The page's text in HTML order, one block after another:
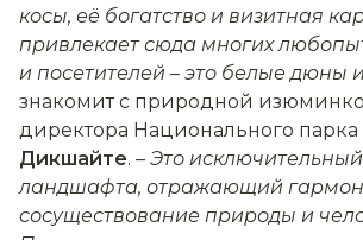
косы, её богатство и визитная
привлекает сюда многих
и посетителей – это белые дюны
знакомит с природной
директора Национального парка
Дикшайте. – Это
ландшафта, отражающий
сосуществование природы и